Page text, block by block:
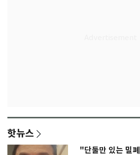
핫뉴스
"단둘만 있는 밀